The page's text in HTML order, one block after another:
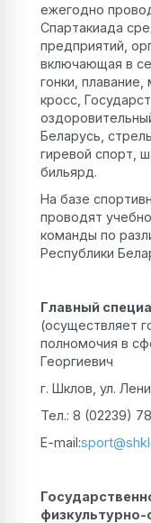
ежегодно
Спартакиада
предприятий,
включающая в
гонки,
кросс,
Беларусь,
гиревой спорт,
бильярд.
На базе
проводят
команды по
Республики
Главный
(осуществляет
полномочия в
Георгиевич
г. Шклов, ул.
Тел.: 8 (02239)
E-mail: